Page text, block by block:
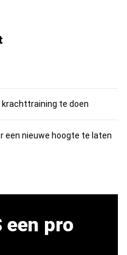
krachttraining te doen
een nieuwe hoogte te laten
een pro